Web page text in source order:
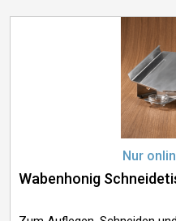
Nur
Wabenhonig